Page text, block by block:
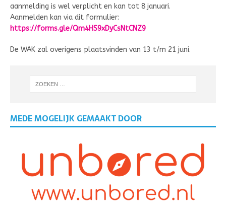
aanmelding is wel verplicht en kan tot 8 januari.
Aanmelden kan via dit formulier:
https://forms.gle/Qm4HS9xDyCsNtCNZ9
De WAK zal overigens plaatsvinden van 13 t/m 21 juni.
MEDE MOGELIJK GEMAAKT DOOR